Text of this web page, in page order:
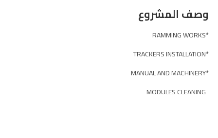
وصف المشروع
*RAMMING WORKS
*TRACKERS INSTALLATION
*MANUAL AND MACHINERY